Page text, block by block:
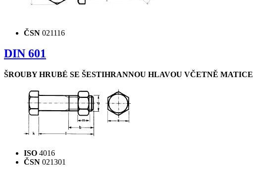
ČSN 021116
DIN 601
ŠROUBY HRUBÉ SE ŠESTIHRANNOU HLAVOU VČETNĚ MATICE
ISO 4016
ČSN 021301